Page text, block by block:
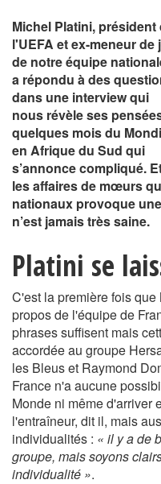
Michel Platini, président
l'UEFA et ex-meneur de
de notre équipe
a répondu à des
dans une interview qui
nous révèle ses
quelques mois du
en Afrique du Sud qui
s’annonce compliqué.
les affaires de mœurs
nationaux provoque
n’est jamais très saine.
Platini se
C'est la première fois
propos de l'équipe de
phrases suffisent mais
accordée au groupe
les Bleus et Raymond
France n'a aucune
Monde ni même d'arriver
l'entraîneur, dit il, mais
individualités : « il y a de
groupe, mais soyons
individualité ».